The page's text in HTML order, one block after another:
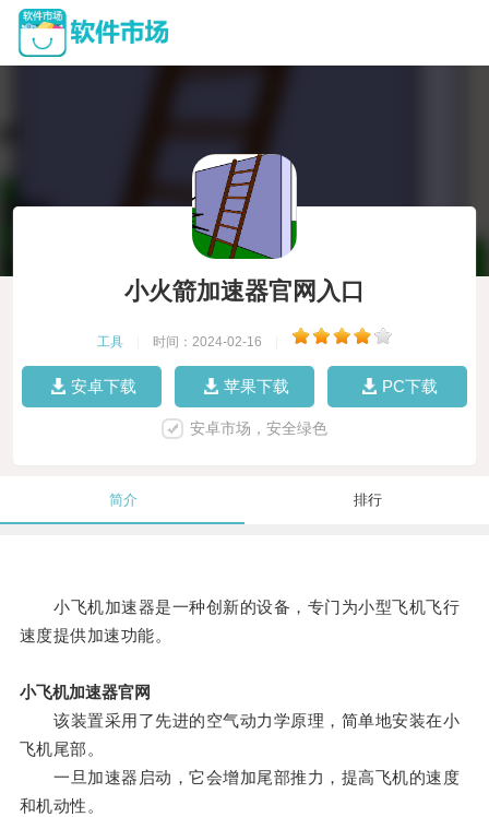
小火箭加速器官网入口
工具 时间：2024-02-16
安卓下载 苹果下载 PC下载
安卓市场，安全绿色
简介 排行
小飞机加速器是一种创新的设备，专门为小型飞机飞行
速度提供加速功能。
小飞机加速器官网
该装置采用了先进的空气动力学原理，简单地安装在小
飞机尾部。
一旦加速器启动，它会增加尾部推力，提高飞机的速度
和机动性。